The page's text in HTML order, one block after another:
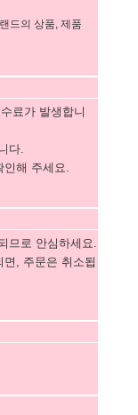
드의 상품, 제품
료가 발생합니
다.
인해 주세요.
므로 안심하세요.
, 주문은 취소됩